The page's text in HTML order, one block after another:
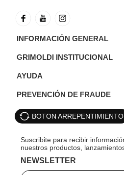
INFORMACIÓN GENERAL
GRIMOLDI INSTITUCIONAL
AYUDA
PREVENCIÓN DE FRAUDE
BOTON ARREPENTIMIENTO
NEWSLETTER